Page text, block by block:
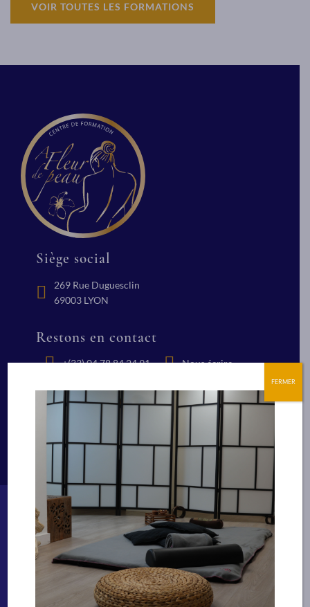
VOIR TOUTES LES FORMATIONS
Siège social
269 Rue Duguesclin
69003 LYON
Restons en contact
+(33) 04 78 84 24 91 Nous écrire
Suivez nous
Bien-être
Technicien Spa et bien-être
FERMER